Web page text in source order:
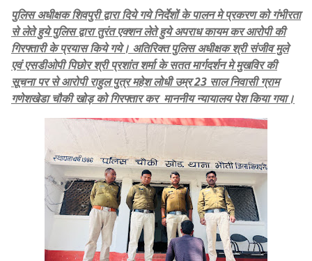
पुलिस अधीक्षक शिवपुरी द्वारा दिये गये निर्देशों के पालन मे प्रकरण को गंभीरता
से लेते हुये पुलिस द्वारा तुरंत एक्शन लेते हुये अपराध कायम कर आरोपी की
गिरफ्तारी के प्रयास किये गये। अतिरिक्त पुलिस अधीक्षक श्री संजीव मुले
एवं एसडीओपी पिछोर श्री प्रशांत शर्मा के सतत मार्गदर्शन मे मुखविर की
सूचना पर से आरोपी राहुल पुत्र महेश लोधी उम्र 23 साल निवासी ग्राम
गणेशखेडा चौकी खोड़ को गिरफ्तार कर माननीय न्यायालय पेश किया गया।